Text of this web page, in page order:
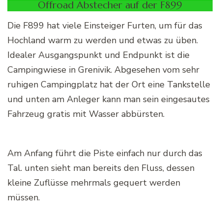
Offroad Abstecher auf der F899
Die F899 hat viele Einsteiger Furten, um für das
Hochland warm zu werden und etwas zu üben.
Idealer Ausgangspunkt und Endpunkt ist die
Campingwiese in Grenivik. Abgesehen vom sehr
ruhigen Campingplatz hat der Ort eine Tankstelle
und unten am Anleger kann man sein eingesautes
Fahrzeug gratis mit Wasser abbürsten.
Am Anfang führt die Piste einfach nur durch das
Tal. unten sieht man bereits den Fluss, dessen
kleine Zuflüsse mehrmals gequert werden
müssen.